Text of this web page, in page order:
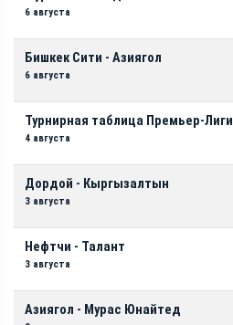
6 августа
Бишкек Сити - Азиягол
6 августа
Турнирная таблица Премьер-Лиги
4 августа
Дордой - Кыргызалтын
3 августа
Нефтчи - Талант
3 августа
Азиягол - Мурас Юнайтед